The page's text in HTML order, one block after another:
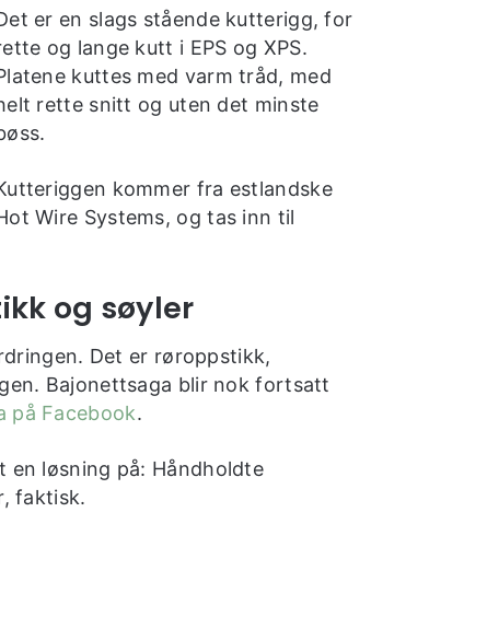
er en slags stående kutterigg, for
og lange kutt i EPS og XPS.
kuttes med varm tråd, med
rette snitt og uten det minste
kommer fra estlandske
Wire Systems, og tas inn til
og søyler
Det er røroppstikk,
Bajonettsaga blir nok fortsatt
på Facebook.
en løsning på: Håndholdte
faktisk.